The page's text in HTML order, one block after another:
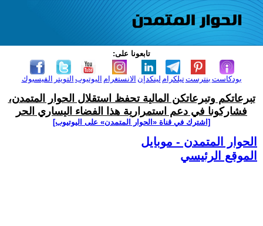
تابعونا على:
الفيسبوك التويتر اليوتيوب الانستغرام لينكدإن تيلكرامبنترست بودكاست
تبرعاتكم وتبرعاتكن المالية تحفظ استقلال الحوار المتمدن،
فشاركونا في دعم استمرارية هذا الفضاء اليساري الحر
[اشترك في قناة ‫«الحوار المتمدن» على اليوتيوب]
الحوار المتمدن - موبايل
الموقع الرئيسي